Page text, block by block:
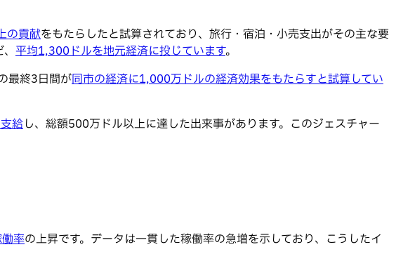
の貢献をもたらしたと試算されており、旅行・宿泊・小売支出がその主な要
平均1,300ドルを地元経済に投じています。
最終3日間が同市の経済に1,000万ドルの経済効果をもたらすと試算してい
給し、総額500万ドル以上に達した出来事があります。このジェスチャー
率の上昇です。データは一貫した稼働率の急増を示しており、こうしたイ